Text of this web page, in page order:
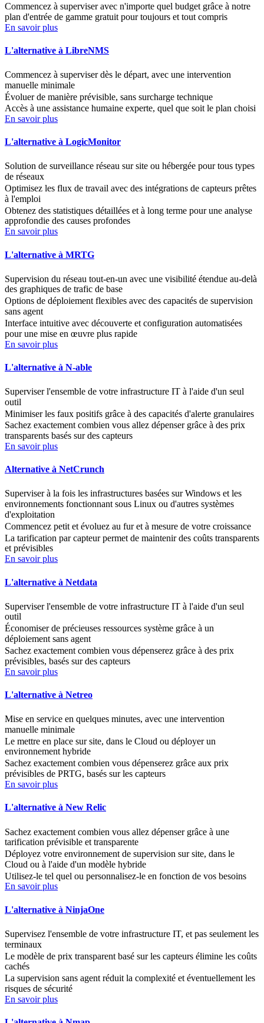
Commencez à superviser avec n'importe quel budget grâce à notre
plan d'entrée de gamme gratuit pour toujours et tout compris
En savoir plus
L'alternative à LibreNMS
Commencez à superviser dès le départ, avec une intervention
manuelle minimale
Évoluer de manière prévisible, sans surcharge technique
Accès à une assistance humaine experte, quel que soit le plan choisi
En savoir plus
L'alternative à LogicMonitor
Solution de surveillance réseau sur site ou hébergée pour tous types
de réseaux
Optimisez les flux de travail avec des intégrations de capteurs prêtes
à l'emploi
Obtenez des statistiques détaillées et à long terme pour une analyse
approfondie des causes profondes
En savoir plus
L'alternative à MRTG
Supervision du réseau tout-en-un avec une visibilité étendue au-delà
des graphiques de trafic de base
Options de déploiement flexibles avec des capacités de supervision
sans agent
Interface intuitive avec découverte et configuration automatisées
pour une mise en œuvre plus rapide
En savoir plus
L'alternative à N-able
Superviser l'ensemble de votre infrastructure IT à l'aide d'un seul
outil
Minimiser les faux positifs grâce à des capacités d'alerte granulaires
Sachez exactement combien vous allez dépenser grâce à des prix
transparents basés sur des capteurs
En savoir plus
Alternative à NetCrunch
Superviser à la fois les infrastructures basées sur Windows et les
environnements fonctionnant sous Linux ou d'autres systèmes
d'exploitation
Commencez petit et évoluez au fur et à mesure de votre croissance
La tarification par capteur permet de maintenir des coûts transparents
et prévisibles
En savoir plus
L'alternative à Netdata
Superviser l'ensemble de votre infrastructure IT à l'aide d'un seul
outil
Économiser de précieuses ressources système grâce à un
déploiement sans agent
Sachez exactement combien vous dépenserez grâce à des prix
prévisibles, basés sur des capteurs
En savoir plus
L'alternative à Netreo
Mise en service en quelques minutes, avec une intervention
manuelle minimale
Le mettre en place sur site, dans le Cloud ou déployer un
environnement hybride
Sachez exactement combien vous dépenserez grâce aux prix
prévisibles de PRTG, basés sur les capteurs
En savoir plus
L'alternative à New Relic
Sachez exactement combien vous allez dépenser grâce à une
tarification prévisible et transparente
Déployez votre environnement de supervision sur site, dans le
Cloud ou à l'aide d'un modèle hybride
Utilisez-le tel quel ou personnalisez-le en fonction de vos besoins
En savoir plus
L'alternative à NinjaOne
Supervisez l'ensemble de votre infrastructure IT, et pas seulement les
terminaux
Le modèle de prix transparent basé sur les capteurs élimine les coûts
cachés
La supervision sans agent réduit la complexité et éventuellement les
risques de sécurité
En savoir plus